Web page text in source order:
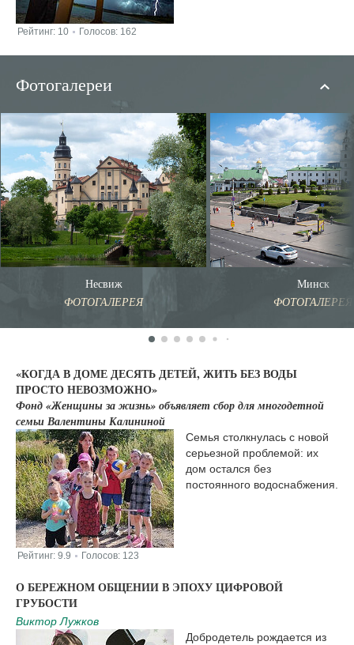
Рейтинг: 10 Голосов: 162
Фотогалереи
Несвиж
ФОТОГАЛЕРЕЯ
Минск
ФОТОГАЛЕРЕЯ
«КОГДА В ДОМЕ ДЕСЯТЬ ДЕТЕЙ, ЖИТЬ БЕЗ ВОДЫ
ПРОСТО НЕВОЗМОЖНО»
Фонд «Женщины за жизнь» объявляет сбор для многодетной
семьи Валентины Калининой
Рейтинг: 9.9 Голосов: 123
Семья столкнулась с новой
серьезной проблемой: их
дом остался без
постоянного водоснабжения.
О БЕРЕЖНОМ ОБЩЕНИИ В ЭПОХУ ЦИФРОВОЙ
ГРУБОСТИ
Виктор Лужков
Добродетель рождается из